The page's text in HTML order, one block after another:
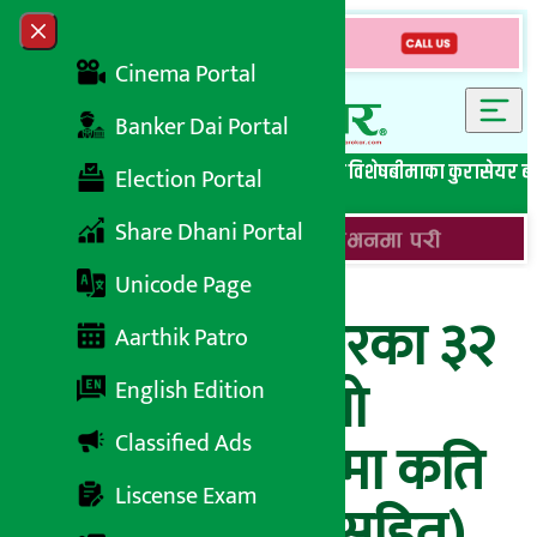
Skip to content
Close menu
Cinema Portal
Banker Dai Portal
Election Portal
Share Dhani Portal
Unicode Page
Aarthik Patro
English Edition
Classified Ads
Liscense Exam
सबै समाचारबेथिति मुर्दाबादबैंकिङ विशेष लघुवित्त विशेषबीमाका कुरासेयर
काठमाडौं महानगरका ३२
वटै वडामा फैलियो
कोरोना, कुन वडामा कति